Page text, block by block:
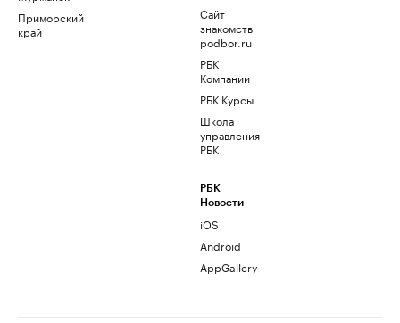
Приморский
край
Сайт
знакомств
podbor.ru
РБК
Компании
РБК Курсы
Школа
управления
РБК
РБК
Новости
iOS
Android
AppGallery